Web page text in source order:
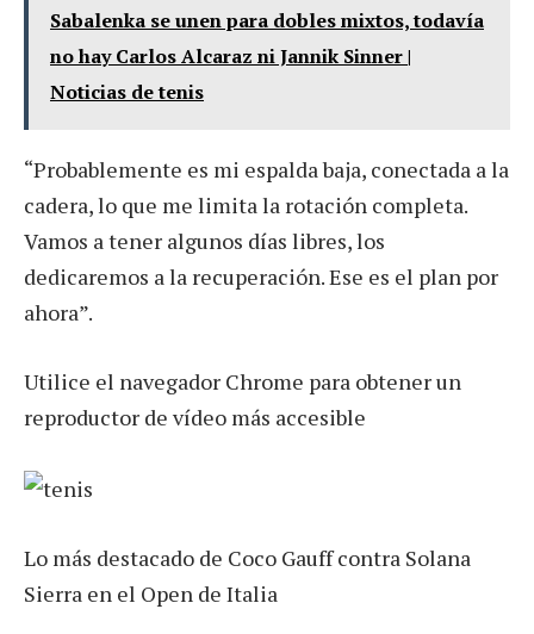
Sabalenka se unen para dobles mixtos, todavía
no hay Carlos Alcaraz ni Jannik Sinner |
Noticias de tenis
“Probablemente es mi espalda baja, conectada a la
cadera, lo que me limita la rotación completa.
Vamos a tener algunos días libres, los
dedicaremos a la recuperación. Ese es el plan por
ahora”.
Utilice el navegador Chrome para obtener un
reproductor de vídeo más accesible
Lo más destacado de Coco Gauff contra Solana
Sierra en el Open de Italia